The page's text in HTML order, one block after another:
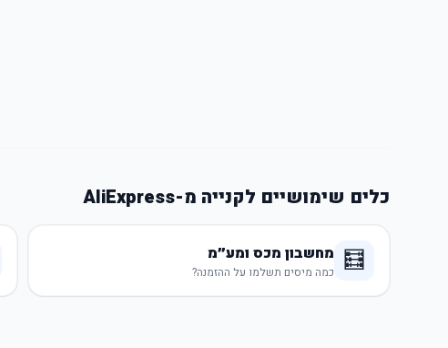
כלים שימושיים לקנייה מ-AliExpress
🧮 מחשבון מכס ומע״מ
כמה מיסים תשלמו על ההזמנה?